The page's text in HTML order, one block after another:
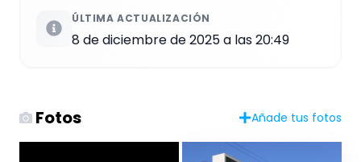
ÚLTIMA ACTUALIZACIÓN
8 de diciembre de 2025 a las 20:49
Fotos Añade tus fotos